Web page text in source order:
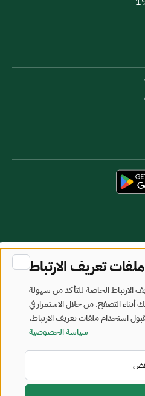
والإسكان
ملفات تعريف الارتباط
الارتباط الخاصة للتأكد من سهولة
التصفح. من خلال الاستمرار في
استخدام ملفات تعريف الارتباط.
سياسة الخصوصية